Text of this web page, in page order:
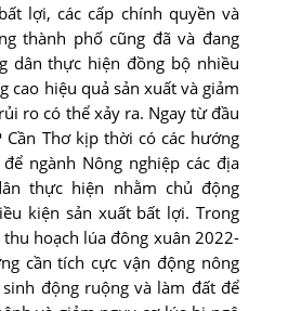
lợi, các cấp chính quyền và
thành phố cũng đã và đang
dân thực hiện đồng bộ nhiều
cao hiệu quả sản xuất và giảm
ro có thể xảy ra. Ngay từ đầu
Cần Thơ kịp thời có các hướng
ngành Nông nghiệp các địa
thực hiện nhằm chủ động
kiện sản xuất bất lợi. Trong
hoạch lúa đông xuân 2022-
cần tích cực vận động nông
động ruộng và làm đất để